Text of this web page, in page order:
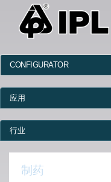
CONFIGURATOR
应用
行业
制药